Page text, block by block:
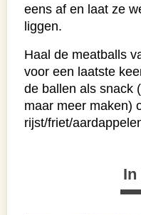
eens af en laat ze
liggen.
Haal de meatballs
voor een laatste
de ballen als snack
maar meer maken)
rijst/friet/
In